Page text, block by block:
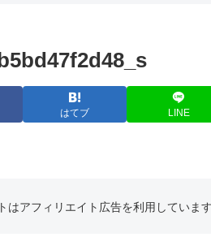
はてブ LINE
はアフィリエイト広告を利用しています